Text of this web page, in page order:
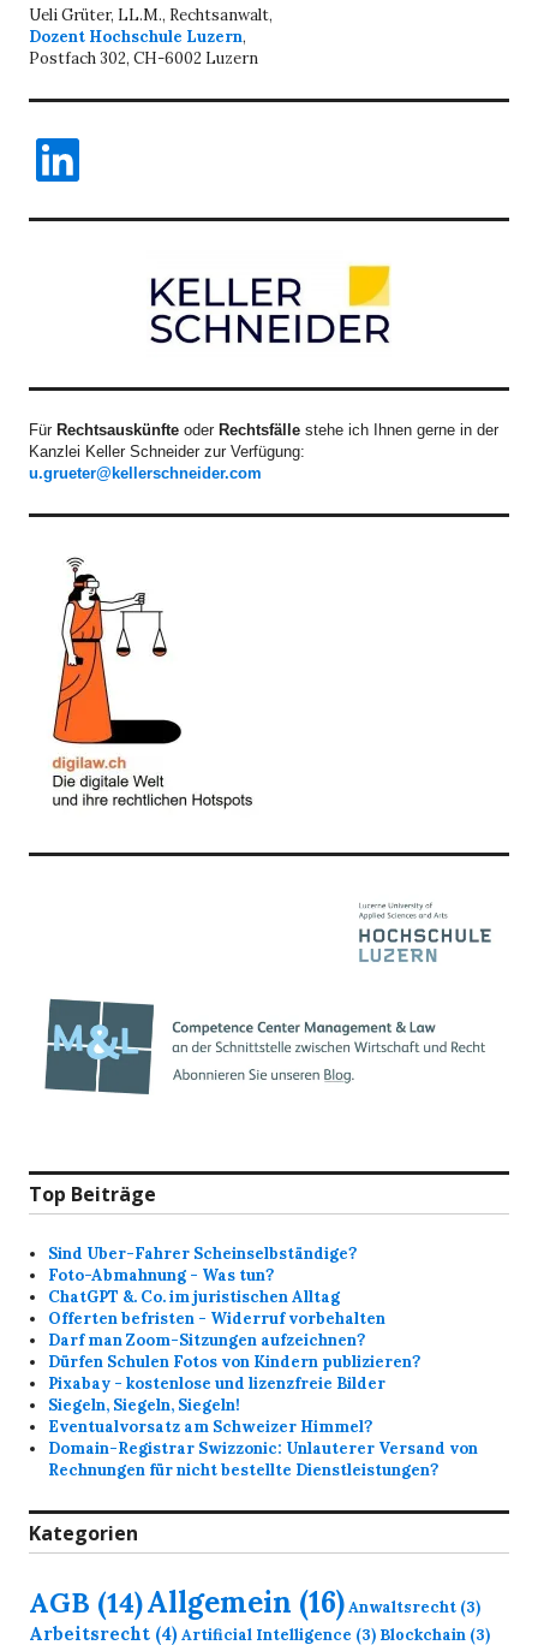
Ueli Grüter, LL.M., Rechtsanwalt,
Dozent Hochschule Luzern,
Postfach 302, CH-6002 Luzern
LinkedIn
Für Rechtsauskünfte oder Rechtsfälle stehe ich Ihnen gerne in der
Kanzlei Keller Schneider zur Verfügung:
u.grueter@kellerschneider.com
Top Beiträge
Sind Uber-Fahrer Scheinselbständige?
Foto-Abmahnung - Was tun?
ChatGPT &. Co. im juristischen Alltag
Offerten befristen - Widerruf vorbehalten
Darf man Zoom-Sitzungen aufzeichnen?
Dürfen Schulen Fotos von Kindern publizieren?
Pixabay - kostenlose und lizenzfreie Bilder
Siegeln, Siegeln, Siegeln!
Eventualvorsatz am Schweizer Himmel?
Domain-Registrar Swizzonic: Unlauterer Versand von
Rechnungen für nicht bestellte Dienstleistungen?
Kategorien
AGB (14)Allgemein (16)Anwaltsrecht (3)
Arbeitsrecht (4)Artificial Intelligence (3) Blockchain (3)